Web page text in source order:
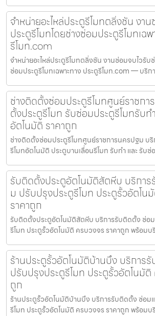
จำหน่ายอะไหล่ประตูรีโมทตลิ่งชัน งา
ประตูรีโมทโดยช่างซ่อมประตูรีโมทเฉ
รีโมท.com
จำหน่ายอะไหล่ประตูรีโมทตลิ่งชัน งานซ่อมจบไวรับ
ซ่อมประตูรีโมทเฉพาะทาง ประตูรีโมท.com — บริ
ช่างติดตั้งซ่อมประตูรีโมทศูนย์ราชก
ตั้งประตูรีโมท รับซ่อมประตูรีโมทรับท
อัตโนมัติ ราคาถูก
ช่างติดตั้งซ่อมประตูรีโมทศูนย์ราชการนครปฐม บ
รีโมทอัตโนมัติ ประตูบานเลื่อนรีโมท รับทำ และ รับซ่
รับติดตั้งประตูอัตโนมัติสัตหีบ บริกา
ม ปรับปรุงประตูรีโมท ประตูรั้วอัตโน
ราคาถูก
รับติดตั้งประตูอัตโนมัติสัตหีบ บริการรับติดตั้ง ซ่อ
รีโมท ประตูรั้วอัตโนมัติ ครบวงจร ราคาถูก พร้อมบ
ร้านประตูรั้วอัตโนมัติบ้านบึง บริการ
ปรับปรุงประตูรีโมท ประตูรั้วอัตโนมัติ
ถูก
ร้านประตูรั้วอัตโนมัติบ้านบึง บริการรับติดตั้ง ซ่อม
รีโมท ประตูรั้วอัตโนมัติ ครบวงจร ราคาถูก พร้อมบ